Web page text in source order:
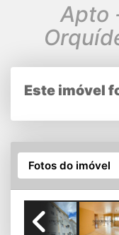
Apto
Este imóvel
Fotos do imóvel